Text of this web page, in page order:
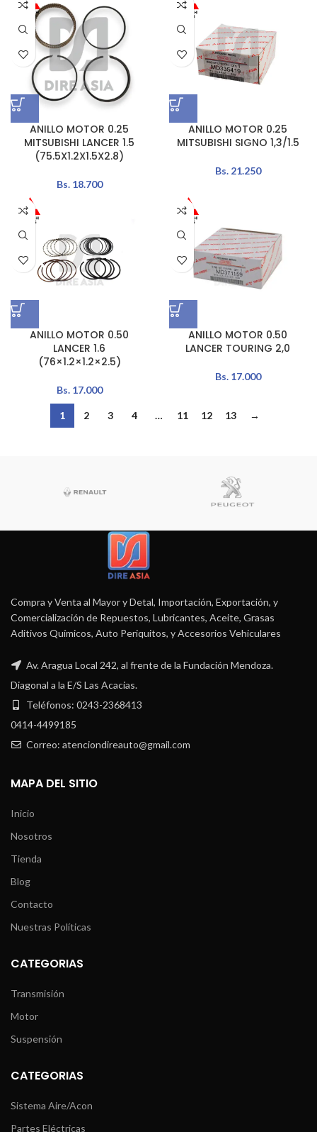
ANILLO MOTOR 0.25
MITSUBISHI LANCER 1.5
(75.5X1.2X1.5X2.8)
Bs.18.700
ANILLO MOTOR 0.25
MITSUBISHI SIGNO 1,3/1.5
Bs.21.250
ANILLO MOTOR 0.50
LANCER 1.6
(76×1.2×1.2×2.5)
Bs.17.000
ANILLO MOTOR 0.50
LANCER TOURING 2,0
Bs.17.000
1 2 3 4 … 11 12 13 →
Compra y Venta al Mayor y Detal, Importación, Exportación, y
Comercialización de Repuestos, Lubricantes, Aceite, Grasas
Aditivos Químicos, Auto Periquitos, y Accesorios Vehiculares
Av. Aragua Local 242, al frente de la Fundación Mendoza.
Diagonal a la E/S Las Acacias.
Teléfonos: 0243-2368413
0414-4499185
Correo: atenciondireauto@gmail.com
MAPA DEL SITIO
Inicio
Nosotros
Tienda
Blog
Contacto
Nuestras Políticas
CATEGORIAS
Transmisión
Motor
Suspensión
CATEGORIAS
Sistema Aire/Acon
Partes Eléctricas